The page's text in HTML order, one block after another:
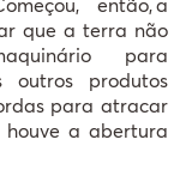
que a terra não
ário para
produtos
para atracar
houve a abertura